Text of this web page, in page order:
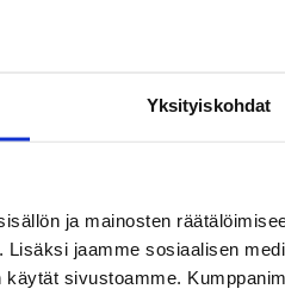
Yksityiskohdat
ja mainosten
jaamme sosiaalisen
sivustoamme.